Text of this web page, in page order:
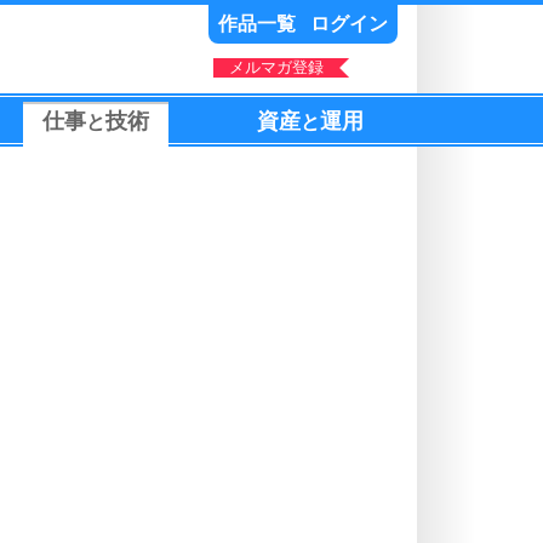
作品一覧 ログイン
メルマガ登録
仕事と技術 資産と運用